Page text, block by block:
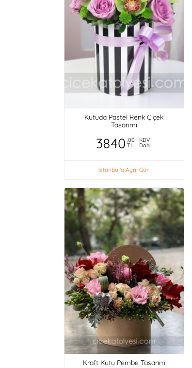
Kutuda Pastel Renk Çiçek
Tasarımı
3840 ,00
TL
KDV
Dahil
İstanbul'a Aynı Gün
Kraft Kutu Pembe Tasarım